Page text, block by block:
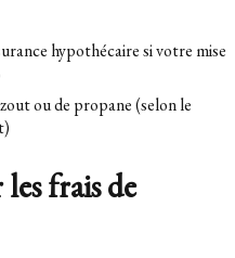
hypothécaire si votre mise
ou de propane (selon le
frais de